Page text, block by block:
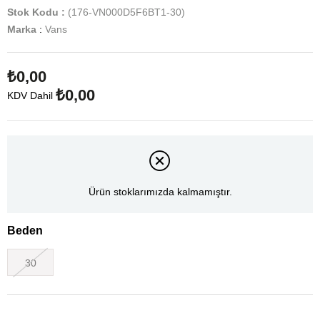
Stok Kodu
(176-VN000D5F6BT1-30)
Marka : Vans
₺0,00
KDV Dahil ₺0,00
Ürün stoklarımızda kalmamıştır.
Beden
30